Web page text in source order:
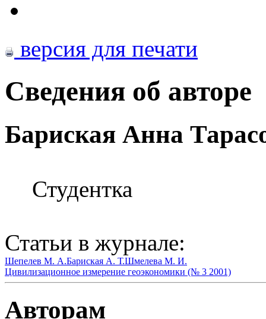
версия для печати
Сведения об авторе
Бариская Анна
Студентка
Статьи в журнале:
Шепелев М. А.Бариская А. Т.Шмелева М. И.
Цивилизационное измерение геоэкономики (№ 3 2001)
Авторам